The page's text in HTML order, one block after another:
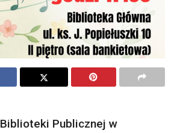
Publicznej w